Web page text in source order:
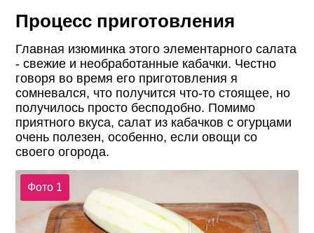
Процесс приготовления
Главная изюминка этого элементарного салата
- свежие и необработанные кабачки. Честно
говоря во время его приготовления я
сомневался, что получится что-то стоящее, но
получилось просто бесподобно. Помимо
приятного вкуса, салат из кабачков с огурцами
очень полезен, особенно, если овощи со
своего огорода.
Фото 1